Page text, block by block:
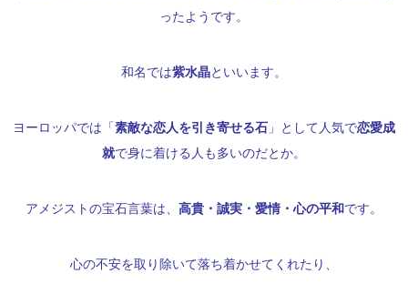
ったようです。
和名では紫水晶といいます。
ヨーロッパでは「 素敵な恋人を引き寄せる石 」として人気で恋愛成
就で身に着ける人も多いのだとか。
アメジストの宝石言葉は、 高貴・誠実・愛情・ 心の平和です。
心の不安を取り除いて落ち着かせてくれたり、